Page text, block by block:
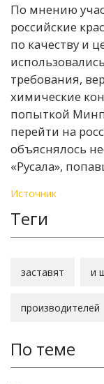
По мнению
российские
по качеству и
требования,
химические
попыткой
перейти на
объяснялось
«Русала»,
Источник
Теги
заставят и
производителей
По теме